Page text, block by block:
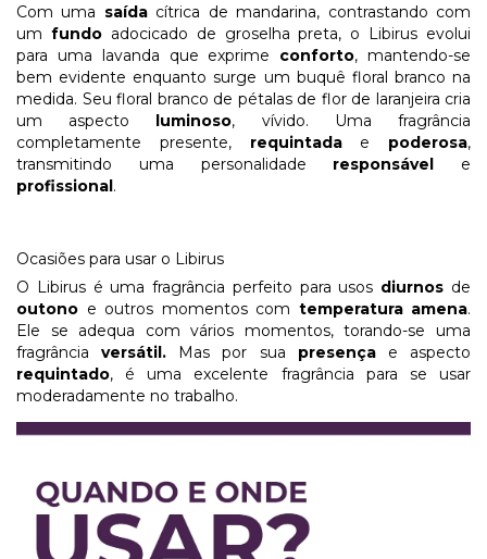
Com uma saídacítrica de mandarina, contrastando com
um fundoadocicado de groselha preta, o Libirus evolui
para uma lavanda que exprime conforto, mantendo-se
bem evidente enquanto surge um buquê floral branco na
medida. Seu floral branco de pétalas de flor de laranjeira cria
um aspecto luminoso, vívido. Uma fragrância
completamente presente, requintada e poderosa,
transmitindo uma personalidade responsável e
profissional.
Ocasiões para usar o Libirus
O Libirus é uma fragrância perfeito para usos diurnos de
outono e outros momentos com temperatura amena.
Ele se adequa com vários momentos, torando-se uma
fragrânciaversátil. Mas por sua presença e aspecto
requintado, é uma excelente fragrância para se usar
moderadamente no trabalho.